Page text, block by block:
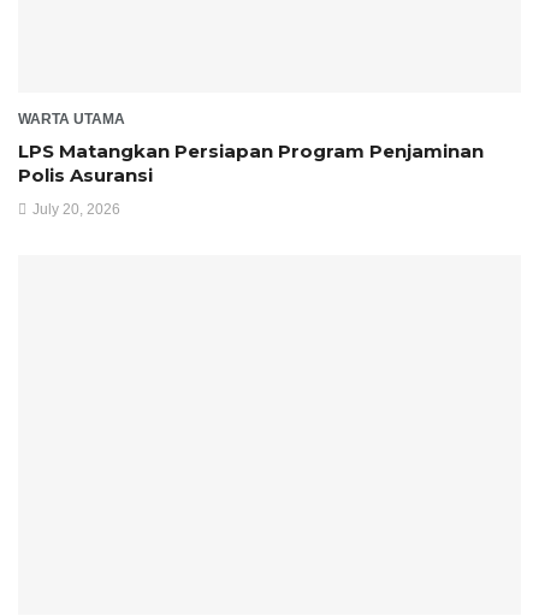
WARTA UTAMA
LPS Matangkan Persiapan Program Penjaminan
Polis Asuransi
July 20, 2026